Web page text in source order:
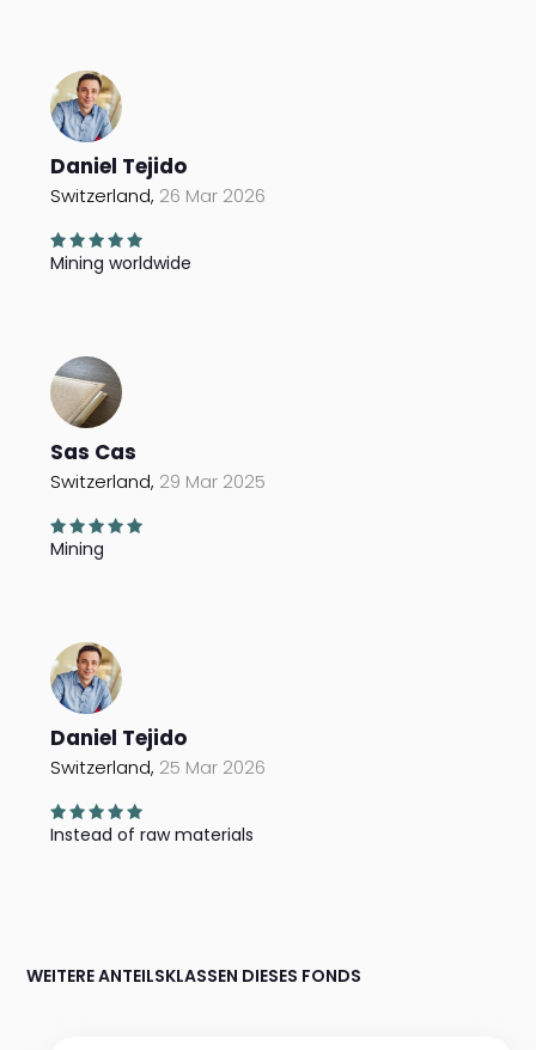
Daniel Tejido
Switzerland, 26 Mar 2026
Mining worldwide
Sas Cas
Switzerland, 29 Mar 2025
Mining
Daniel Tejido
Switzerland, 25 Mar 2026
Instead of raw materials
WEITERE ANTEILSKLASSEN DIESES FONDS